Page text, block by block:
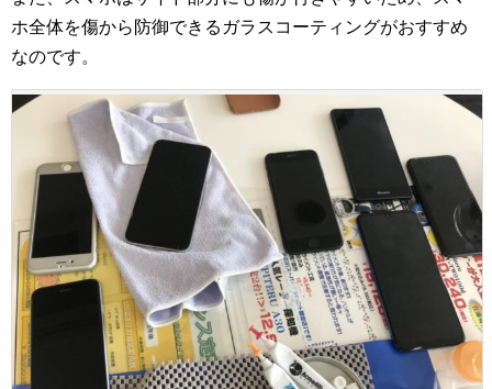
ホ全体を傷から防御できるガラスコーティングがおすすめ
なのです。